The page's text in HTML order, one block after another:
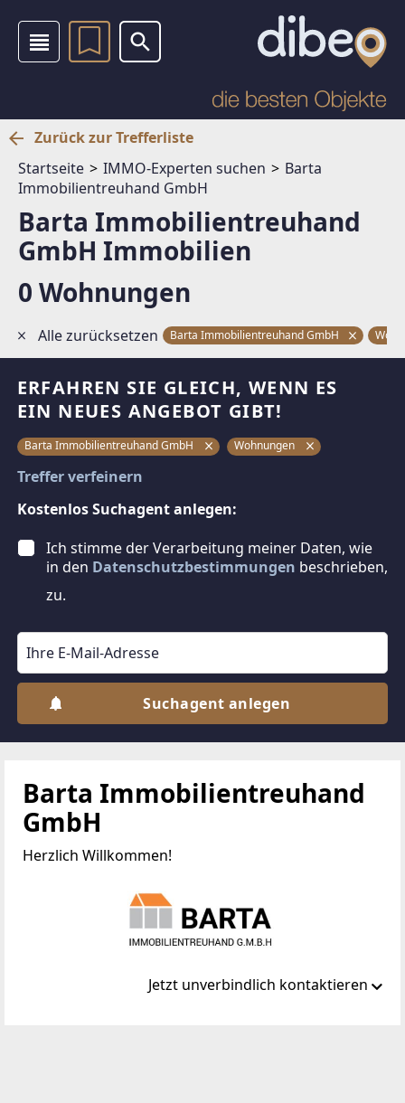
Zurück zur Trefferliste
Startseite
IMMO-Experten suchen
Barta
Immobilientreuhand GmbH
Barta Immobilientreuhand
GmbH Immobilien
0 Wohnungen
Alle zurücksetzen Barta Immobilientreuhand GmbH
ERFAHREN SIE GLEICH, WENN ES
EIN NEUES ANGEBOT GIBT!
Barta Immobilientreuhand GmbH Wohnungen
Treffer verfeinern
Kostenlos Suchagent anlegen:
Ich stimme der Verarbeitung meiner Daten, wie
in den Datenschutzbestimmungen beschrieben,
zu.
Suchagent anlegen
Barta Immobilientreuhand
GmbH
Herzlich Willkommen!
Jetzt unverbindlich kontaktieren